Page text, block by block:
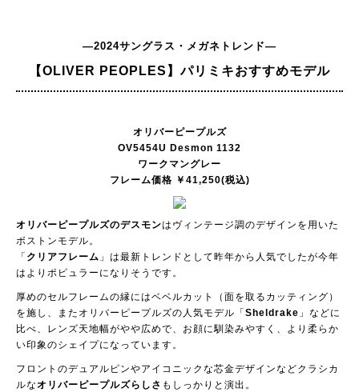
―2024サングラス・メガネトレンド―
【OLIVER PEOPLES】パリミキおすすめモデル
オリバーピープルズ
OV5454U Desmon 1132
ワークマングレー
フレーム価格 ￥41,250(税込)
オリバーピープルズのデスモンはヴィンテージ調のデザインを用いた
ボストンモデル。
「 クリアフレーム 」は最新トレンドとして昨年から人気でしたが今年
はよりポピュラーになりそうです。
厚めのセルフレームの縁にはベベルカット（面を取るカッティング）
を施し、またオリバーピープルズの人気モデル「 Sheldrake 」などに
比べ、レンズ天地幅がやや広めで、お顔に馴染みやすく、より柔らか
い印象のシェイプになっています。
フロントのデュアルピンやアイコニックな芯金デザインなどクラシカ
ルなオリバーピープルズらしさ もしっかりと演出。